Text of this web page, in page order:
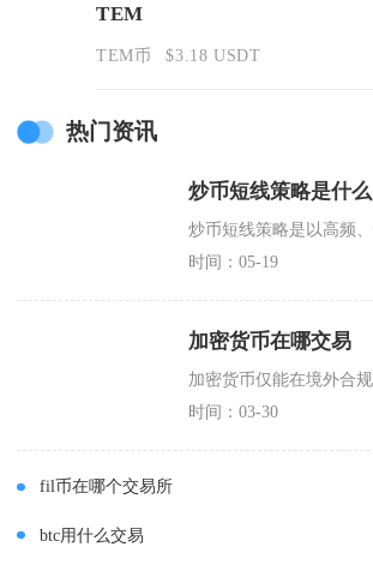
TEM
TEM币 $3.18 USDT
热门资讯
炒币短线策略是什么
时间：05-19
加密货币在哪交易
时间：03-30
fil币在哪个交易所
btc用什么交易